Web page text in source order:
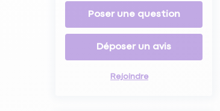
Poser une question
Déposer un avis
Rejoindre